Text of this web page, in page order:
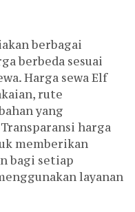
berbagai
berbeda sesuai
Harga sewa Elf
rute
yang
harga
memberikan
bagi setiap
layanan